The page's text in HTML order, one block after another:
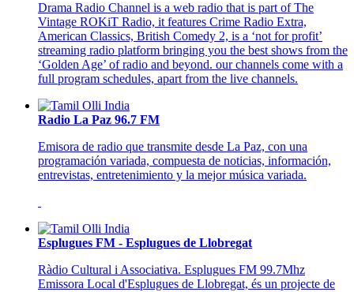
Drama Radio Channel is a web radio that is part of The
Vintage ROKiT Radio, it features Crime Radio Extra,
American Classics, British Comedy 2, is a ‘not for profit’
streaming radio platform bringing you the best shows from the
‘Golden Age’ of radio and beyond. our channels come with a
full program schedules, apart from the live channels.
Radio La Paz 96.7 FM
Emisora de radio que transmite desde La Paz, con una
programación variada, compuesta de noticias, información,
entrevistas, entretenimiento y la mejor música variada.
Esplugues FM - Esplugues de Llobregat
Ràdio Cultural i Associativa. Esplugues FM 99.7Mhz
Emissora Local d'Esplugues de Llobregat, és un projecte de